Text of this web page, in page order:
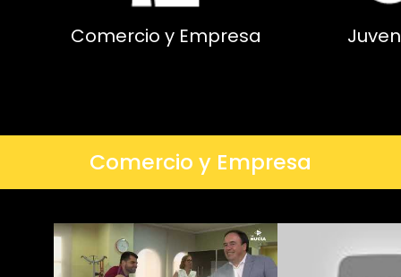
Comercio y Empresa
Comercio y Empresa